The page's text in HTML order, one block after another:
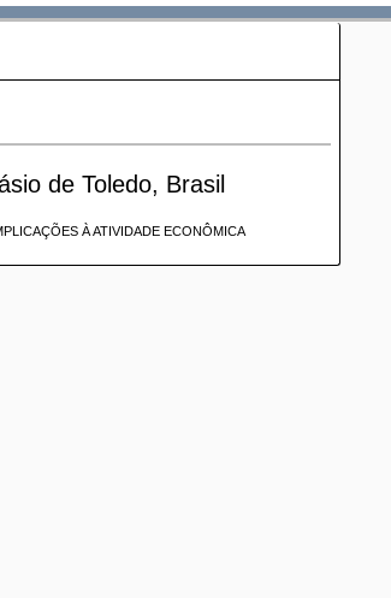
de Toledo, Brasil
À ATIVIDADE ECONÔMICA